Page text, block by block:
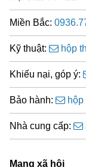
Miền Bắc:
Kỹ thuật: hộp
Khiếu nại, góp ý:
Bảo hành:
Nhà cung cấp:
Mạng xã hội